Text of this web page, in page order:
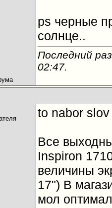
ps черные
солнце..
Последний
02:47.
to nabor
Все
Inspiron
величины
17") В
мол